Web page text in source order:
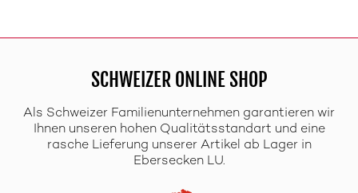
SCHWEIZER ONLINE SHOP
Als Schweizer Familienunternehmen garantieren wir
Ihnen unseren hohen Qualitätsstandart und eine
rasche Lieferung unserer Artikel ab Lager in
Ebersecken LU.